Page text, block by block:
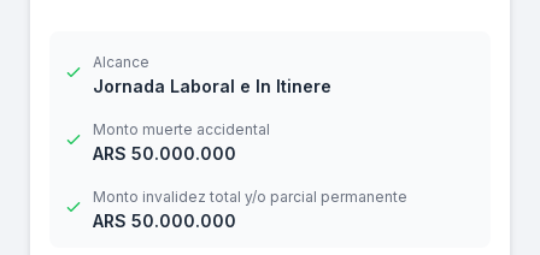
Alcance
Jornada Laboral e In Itinere
Monto muerte accidental
ARS 50.000.000
Monto invalidez total y/o parcial permanente
ARS 50.000.000